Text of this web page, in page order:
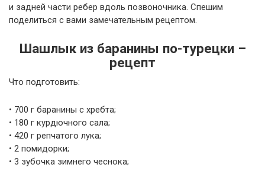
и задней части ребер вдоль позвоночника. Спешим
поделиться с вами замечательным рецептом.
Шашлык из баранины по-турецки –
рецепт
Что подготовить:
• 700 г баранины с хребта;
• 180 г курдючного сала;
• 420 г репчатого лука;
• 2 помидорки;
• 3 зубочка зимнего чеснока;